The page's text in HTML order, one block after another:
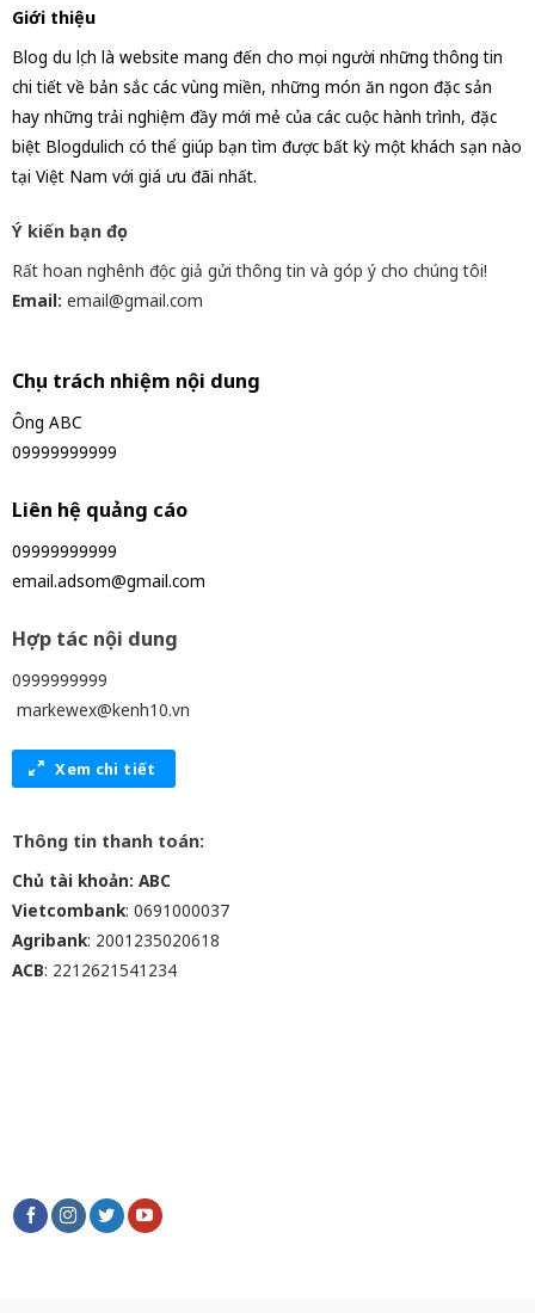
Giới thiệu
Blog du lịch là website mang đến cho mọi người những thông tin
chi tiết về bản sắc các vùng miền, những món ăn ngon đặc sản
hay những trải nghiệm đầy mới mẻ của các cuộc hành trình, đặc
biệt Blogdulich có thể giúp bạn tìm được bất kỳ một khách sạn nào
tại Việt Nam với giá ưu đãi nhất.
Ý kiến bạn đọc
Rất hoan nghênh độc giả gửi thông tin và góp ý cho chúng tôi!
Email: email@gmail.com
Chịu trách nhiệm nội dung
Ông ABC
09999999999
Liên hệ quảng cáo
09999999999
email.adsom@gmail.com
Hợp tác nội dung
0999999999
markewex@kenh10.vn
Xem chi tiết
Thông tin thanh toán:
Chủ tài khoản: ABC
Vietcombank: 0691000037
Agribank: 2001235020618
ACB: 2212621541234